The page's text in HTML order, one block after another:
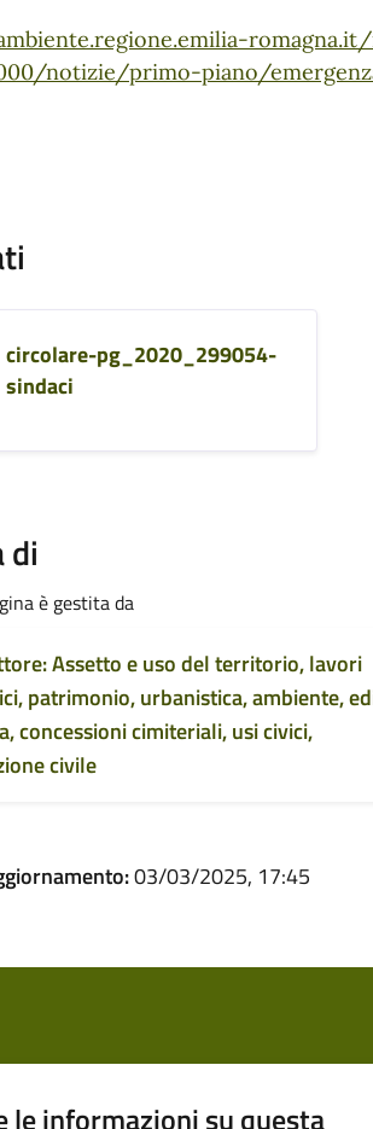
notizie/primo-piano/
circolare-pg_2020_299054-
sindaci
di
è gestita da
Assetto e uso del territorio, lavori
patrimonio, urbanistica, ambiente,
concessioni cimiteriali, usi civici,
civile
03/03/2025, 17:45
le informazioni su questa